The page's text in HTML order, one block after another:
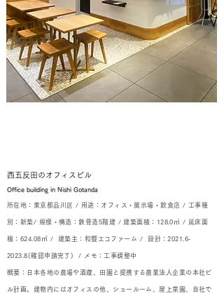
西五反田のオフィスビル
Office building in Nishi Gotanda
所在地：東京都品川区 / 用途：オフィス・展示場・飲食店 / 工事種
別：新築/ 規模・構造：鉄骨造5階建 / 建築面積：128.0㎡ / 延床面
積：624.08㎡ / 建築主：和饗エコファーム / 設計：2021.6-
2023.8(確認申請完了) / メモ：工事調整中
概要：日本各地の農場や酒蔵、田園と提携する農業法人企業の本社ビ
ル計画。建物内にはオフィスの他、ショールーム、屋上菜園、自社で